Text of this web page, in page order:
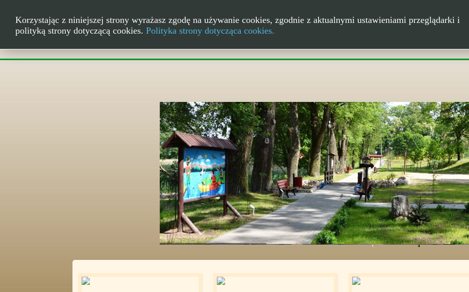
Ścieżki nad jeziorem w Kikole
Korzystając z niniejszej strony wyrażasz zgodę na używanie cookies, zgodnie z aktualnymi ustawieniami przeglądarki i
polityką strony dotyczącą cookies. Polityka strony dotycząca cookies.